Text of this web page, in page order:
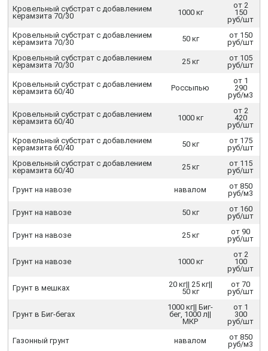
Кровельный субстрат с добавлением
керамзита 70/30
1000 кг
от 2
150
руб/шт
Кровельный субстрат с добавлением
керамзита 70/30
50 кг
от 150
руб/шт
Кровельный субстрат с добавлением
керамзита 70/30
25 кг
от 105
руб/шт
Кровельный субстрат с добавлением
керамзита 60/40
Россыпью
от 1
290
руб/м3
Кровельный субстрат с добавлением
керамзита 60/40
1000 кг
от 2
420
руб/шт
Кровельный субстрат с добавлением
керамзита 60/40
50 кг
от 175
руб/шт
Кровельный субстрат с добавлением
керамзита 60/40
25 кг
от 115
руб/шт
Грунт на навозе навалом
от 850
руб/м3
Грунт на навозе 50 кг
от 160
руб/шт
Грунт на навозе 25 кг
от 90
руб/шт
Грунт на навозе 1000 кг
от 2
100
руб/шт
Грунт в мешках
20 кг|| 25 кг||
50 кг
от 70
руб/шт
Грунт в Биг-бегах
1000 кг|| Биг-
бег, 1000 л||
МКР
от 1
300
руб/шт
Газонный грунт навалом
от 850
руб/м3